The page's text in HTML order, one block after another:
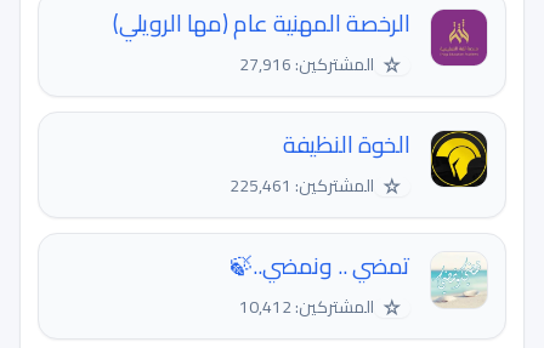
الرخصة المهنية عام (مها الرويلي)
☆ المشتركين: 27,916
الخوة النظيفة
☆ المشتركين: 225,461
تمضي .. ونمضي..🍃
☆ المشتركين: 10,412